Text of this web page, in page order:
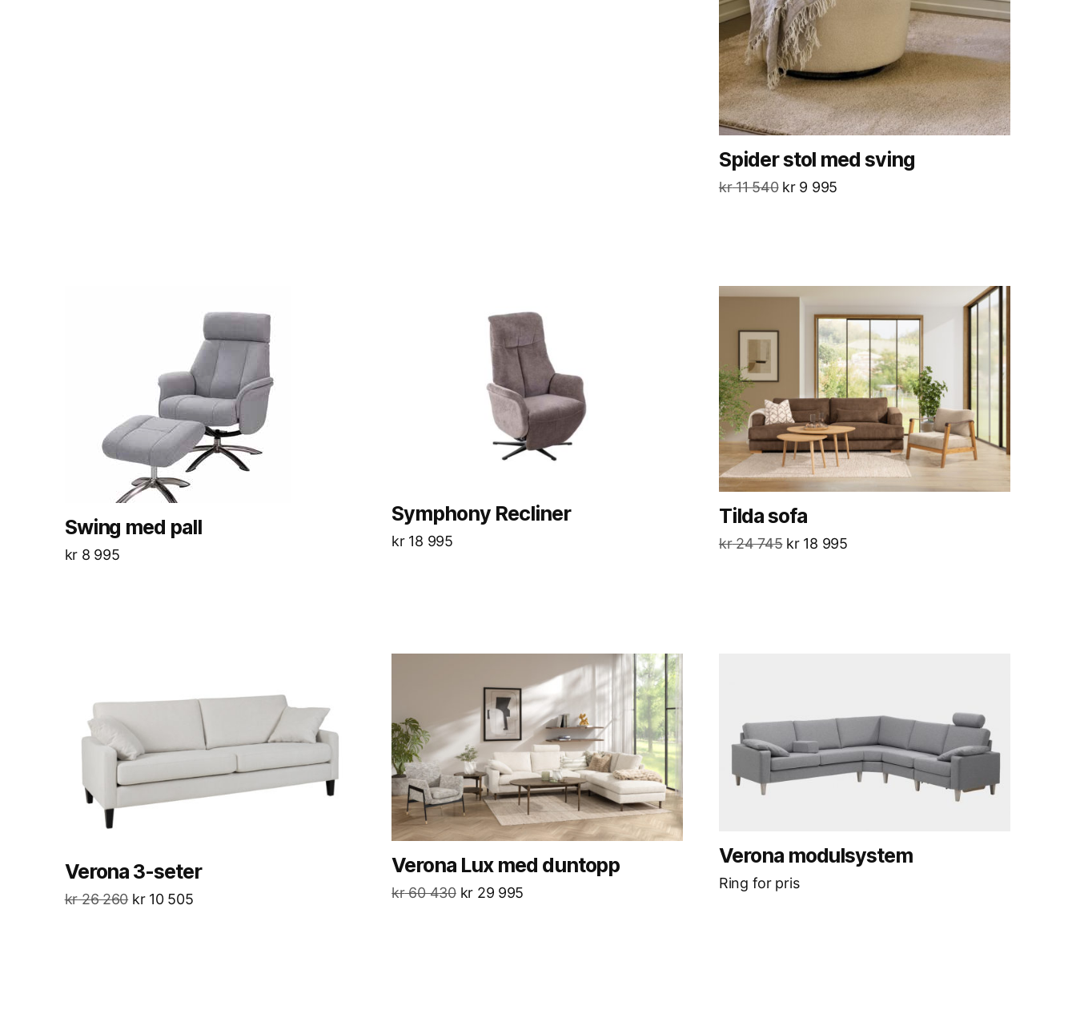
Spider stol med sving
kr11 540 kr9 995
Swing med pall
kr 8 995
Symphony Recliner
kr18 995
Tilda sofa
kr24 745 kr18 995
Verona 3-seter
kr26 260 kr10 505
Verona Lux med duntopp
kr60 430 kr 29 995
Verona modulsystem
Ring for pris